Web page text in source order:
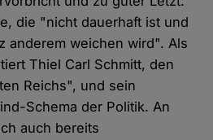
die "nicht dauerhaft ist und
anderem weichen wird". Als
Thiel Carl Schmitt, den
Reichs", und sein
Schema der Politik. An
auch bereits